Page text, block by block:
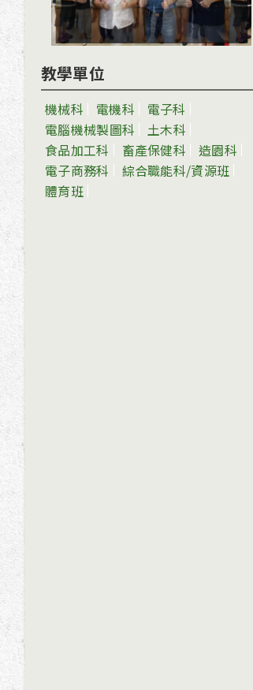
教學單位
機械科 電機科
電子科
電腦機械製圖科
土木科
食品加工科
畜產保健科
造園科
電子商務科
綜合職能科/資源班
體育班